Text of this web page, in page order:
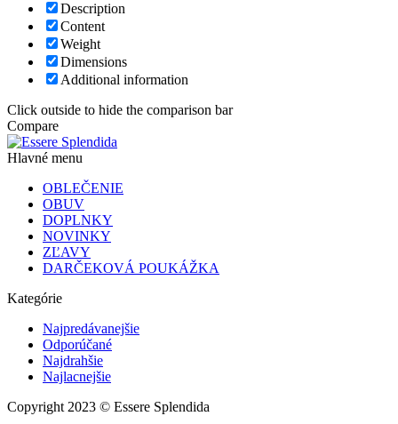
Description
Content
Weight
Dimensions
Additional information
Click outside to hide the comparison bar
Compare
Hlavné menu
OBLEČENIE
OBUV
DOPLNKY
NOVINKY
ZĽAVY
DARČEKOVÁ POUKÁŽKA
Kategórie
Najpredávanejšie
Odporúčané
Najdrahšie
Najlacnejšie
Copyright 2023 © Essere Splendida